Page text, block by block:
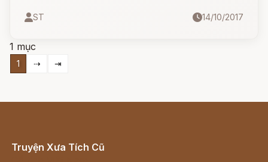
ST 14/10/2017
1 mục
1 ⇢ ⇥
Truyện Xưa Tích Cũ